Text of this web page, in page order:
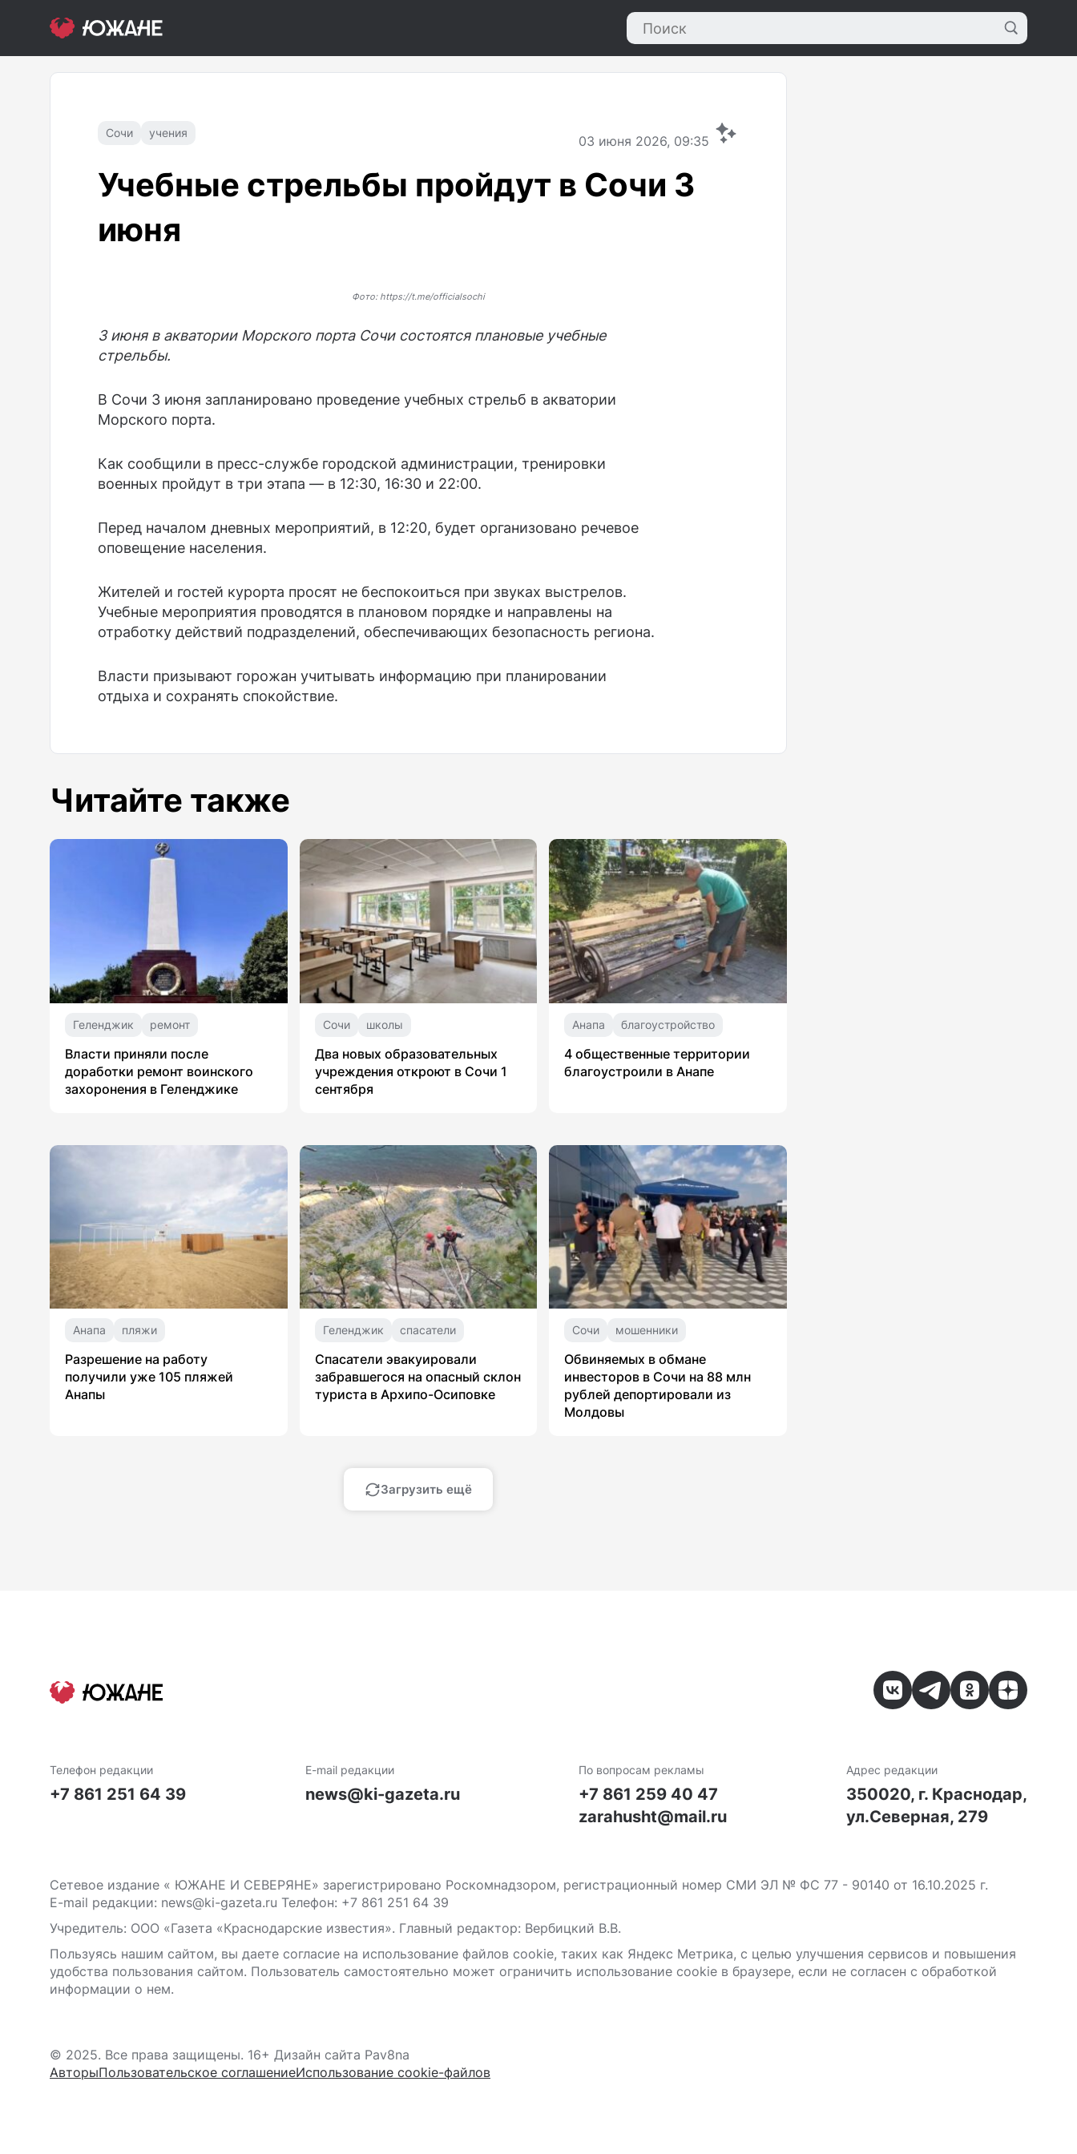
Сочи учения
03 июня 2026, 09:35
Учебные стрельбы пройдут в Сочи 3
июня
Фото: https://t.me/officialsochi
3 июня в акватории Морского порта Сочи состоятся плановые учебные
стрельбы.
В Сочи 3 июня запланировано проведение учебных стрельб в акватории
Морского порта.
Как сообщили в пресс-службе городской администрации, тренировки
военных пройдут в три этапа — в 12:30, 16:30 и 22:00.
Перед началом дневных мероприятий, в 12:20, будет организовано речевое
оповещение населения.
Жителей и гостей курорта просят не беспокоиться при звуках выстрелов.
Учебные мероприятия проводятся в плановом порядке и направлены на
отработку действий подразделений, обеспечивающих безопасность региона.
Власти призывают горожан учитывать информацию при планировании
отдыха и сохранять спокойствие.
Читайте также
Геленджик ремонт
Власти приняли после
доработки ремонт воинского
захоронения в Геленджике
Сочи школы
Два новых образовательных
учреждения откроют в Сочи 1
сентября
Анапа благоустройство
4 общественные территории
благоустроили в Анапе
Анапа пляжи
Разрешение на работу
получили уже 105 пляжей
Анапы
Геленджик спасатели
Спасатели эвакуировали
забравшегося на опасный склон
туриста в Архипо-Осиповке
Сочи мошенники
Обвиняемых в обмане
инвесторов в Сочи на 88 млн
рублей депортировали из
Молдовы
Загрузить ещё
Телефон редакции
+7 861 251 64 39
E-mail редакции
news@ki-gazeta.ru
По вопросам рекламы
+7 861 259 40 47
zarahusht@mail.ru
Адрес редакции
350020, г. Краснодар,
ул.Северная, 279
Сетевое издание « ЮЖАНЕ И СЕВЕРЯНЕ» зарегистрировано Роскомнадзором, регистрационный номер СМИ ЭЛ № ФС 77 - 90140 от 16.10.2025 г.
E-mail редакции: news@ki-gazeta.ru Телефон: +7 861 251 64 39
Учредитель: ООО «Газета «Краснодарские известия». Главный редактор: Вербицкий В.В.
Пользуясь нашим сайтом, вы даете согласие на использование файлов сооkіе, таких как Яндекс Метрика, с целью улучшения сервисов и повышения
удобства пользования сайтом. Пользователь самостоятельно может ограничить использование сооkіе в браузере, если не согласен с обработкой
информации о нем.
© 2025. Все права защищены. 16+ Дизайн сайта Pav8na
АвторыПользовательское соглашениеИспользование cookie-файлов